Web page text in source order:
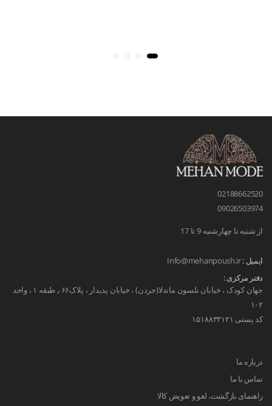
02188662520
09026503974
از شنبه تا چهارشنبه 9 تا 17
ایمیل :Info@mehanpoush.ir
دفتر مرکزی :
جهان کودک ، خیابان نلسون ماندلا(جردن) ، خیابان پدیدار ، پلاک۶۶ ٫ طبقه ۱ ، واحد
۱۰۲
کد پستی ۱۵۱۸۸۳۳۱۲۱
درباره ما
تماس با ما
راهنمای بازگشت، لغو و تعویض کالا